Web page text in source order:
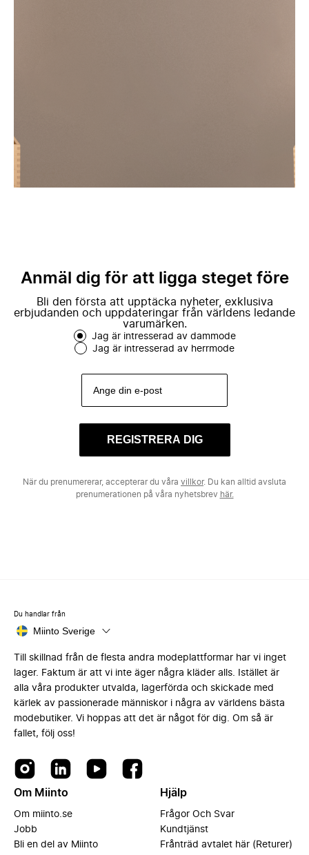
Anmäl dig för att ligga steget före
Bli den första att upptäcka nyheter, exklusiva
erbjudanden och uppdateringar från världens ledande
varumärken.
Jag är intresserad av dammode
Jag är intresserad av herrmode
REGISTRERA DIG
När du prenumererar, accepterar du våra villkor. Du kan alltid avsluta
prenumerationen på våra nyhetsbrev här.
Du handlar från
Miinto Sverige
Till skillnad från de flesta andra modeplattformar har vi inget
lager. Faktum är att vi inte äger några kläder alls. Istället är
alla våra produkter utvalda, lagerförda och skickade med
kärlek av passionerade människor i några av världens bästa
modebutiker. Vi hoppas att det är något för dig. Om så är
fallet, följ oss!
Om Miinto
Om miinto.se
Jobb
Bli en del av Miinto
Hjälp
Frågor Och Svar
Kundtjänst
Frånträd avtalet här (Returer)